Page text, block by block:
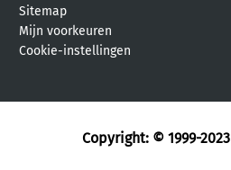
Sitemap
Mijn voorkeuren
Cookie-instellingen
Copyright: © 1999-2023